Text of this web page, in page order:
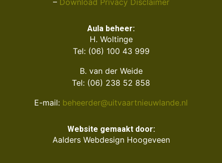
– Download Privacy Disclaimer
Aula beheer:
H. Woltinge
Tel: (06) 100 43 999
B. van der Weide
Tel: (06) 238 52 858
E-mail: beheerder@uitvaartnieuwlande.nl
Website gemaakt door:
Aalders Webdesign Hoogeveen